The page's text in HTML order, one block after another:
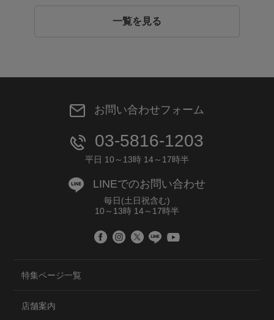
一覧を見る
お問い合わせフォーム
03-5816-1203
平日 10～13時 14～17時半
LINEでのお問い合わせ
毎日(土日祝含む)
10～13時 14～17時半
特集ページ一覧
店舗案内